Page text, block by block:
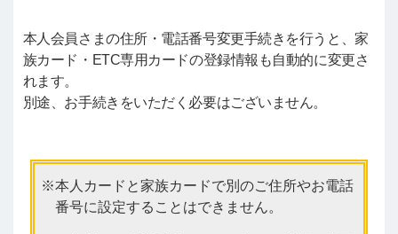
本人会員さまの住所・電話番号変更手続きを行うと、家
族カード・ETC専用カードの登録情報も自動的に変更さ
れます。
別途、お手続きをいただく必要はございません。
本人カードと家族カードで別のご住所やお電話
番号に設定することはできません。